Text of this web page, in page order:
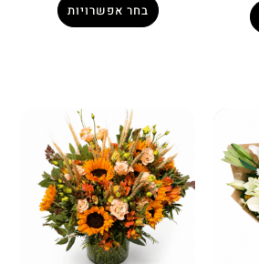
בחר אפשרויות